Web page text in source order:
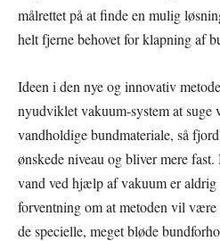
målrettet på at finde en mulig
helt fjerne behovet for klapning af
Ideen i den nye og innovativ
nyudviklet vakuum-system at suge
vandholdige bundmateriale, så
ønskede niveau og bliver mere
vand ved hjælp af vakuum er aldrig
forventning om at metoden vil være
de specielle, meget bløde